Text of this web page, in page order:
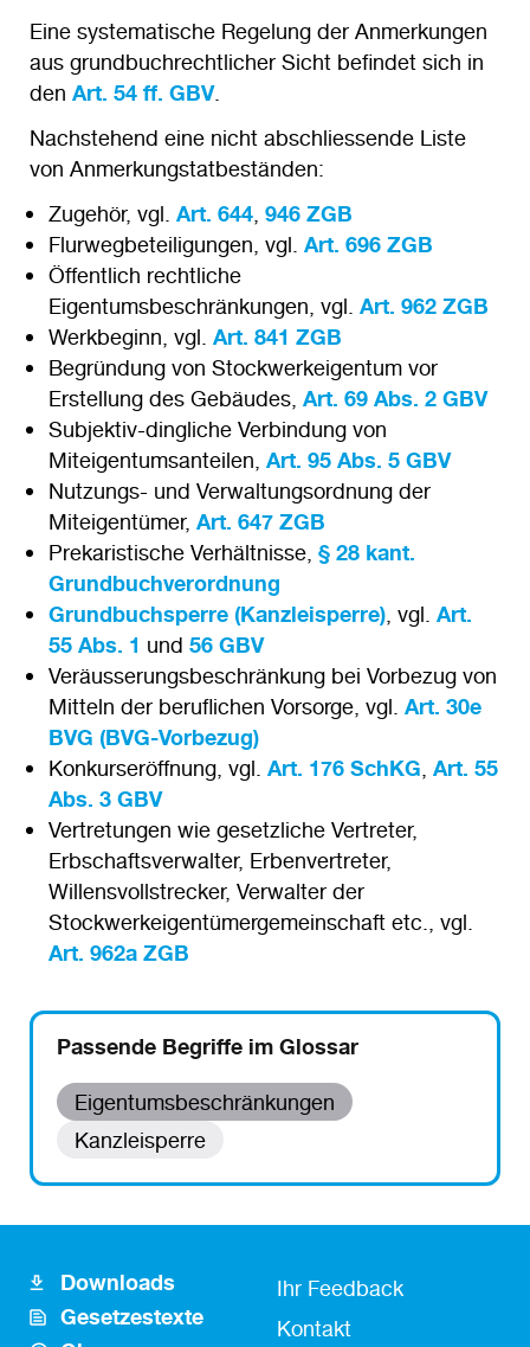
Eine systematische Regelung der Anmerkungen
aus grundbuchrechtlicher Sicht befindet sich in
den Art. 54 ff. GBV.
Nachstehend eine nicht abschliessende Liste
von Anmerkungstatbeständen:
Zugehör, vgl. Art. 644 946 ZGB
Flurwegbeteiligungen, vgl. Art. 696 ZGB
Öffentlich rechtliche
Eigentumsbeschränkungen, vgl. Art. 962 ZGB
Werkbeginn, vgl. Art. 841 ZGB
Begründung von Stockwerkeigentum vor
Erstellung des Gebäudes, Art. 69 Abs. 2 GBV
Subjektiv-dingliche Verbindung von
Miteigentumsanteilen, Art. 95 Abs. 5 GBV
Nutzungs- und Verwaltungsordnung der
Miteigentümer, Art. 647 ZGB
Prekaristische Verhältnisse, § 28 kant.
Grundbuchverordnung
Grundbuchsperre (Kanzleisperre) , vgl. Art.
55 Abs. 1 und 56 GBV
Veräusserungsbeschränkung bei Vorbezug von
Mitteln der beruflichen Vorsorge, vgl. Art. 30e
BVG (BVG-Vorbezug)
Konkurseröffnung, vgl. Art. 176 SchKG Art. 55
Abs. 3 GBV
Vertretungen wie gesetzliche Vertreter,
Erbschaftsverwalter, Erbenvertreter,
Willensvollstrecker, Verwalter der
Stockwerkeigentümergemeinschaft etc., vgl.
Art. 962a ZGB
Passende Begriffe im Glossar
Eigentumsbeschränkungen
Kanzleisperre
Footer
Icon
Downloads
Gesetzestexte
Fusszeile
Kontakt
Ihr Feedback
Kontakt